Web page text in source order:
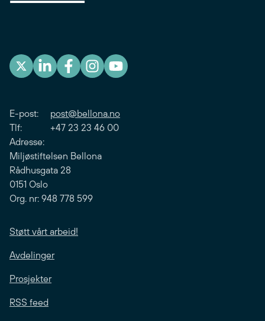
E-post: post@bellona.no
Tlf: +47 23 23 46 00
Adresse:
Miljøstiftelsen Bellona
Rådhusgata 28
0151 Oslo
Org. nr: 948 778 599
Støtt vårt arbeid!
Avdelinger
Prosjekter
RSS feed